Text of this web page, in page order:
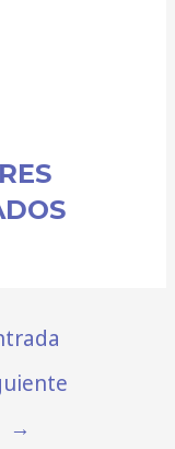
→